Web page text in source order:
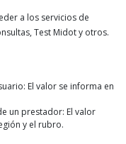
a los servicios de
Test Midot y otros.
El valor se informa en
un prestador: El valor
y el rubro.